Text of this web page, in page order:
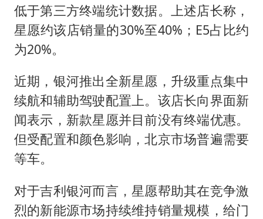
低于第三方终端统计数据。上述店长称，
星愿约该店销量的30%至40%；E5占比约
为20%。
近期，银河推出全新星愿，升级重点集中
续航和辅助驾驶配置上。该店长向界面新
闻表示，新款星愿并目前没有终端优惠。
但受配置和颜色影响，北京市场普遍需要
等车。
对于吉利银河而言，星愿帮助其在竞争激
烈的新能源市场持续维持销量规模，给门